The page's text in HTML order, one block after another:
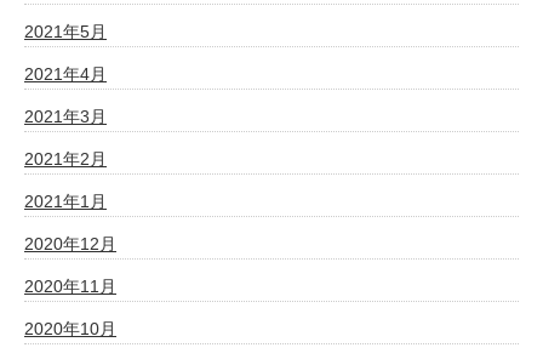
2021年5月
2021年4月
2021年3月
2021年2月
2021年1月
2020年12月
2020年11月
2020年10月